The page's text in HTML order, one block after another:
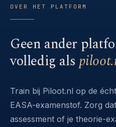
OVER HET PLATFORM
Geen ander
volledig als
Train bij Piloot.nl op de
EASA-examenstof. Zorg
assessment of je theorie-